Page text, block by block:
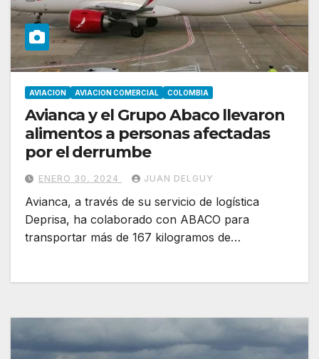
AVIACION AVIACION COMERCIAL COLOMBIA
Avianca y el Grupo Abaco llevaron
alimentos a personas afectadas
por el derrumbe
ENERO 30, 2024 JUAN DELGUY
Avianca, a través de su servicio de logística
Deprisa, ha colaborado con ABACO para
transportar más de 167 kilogramos de…